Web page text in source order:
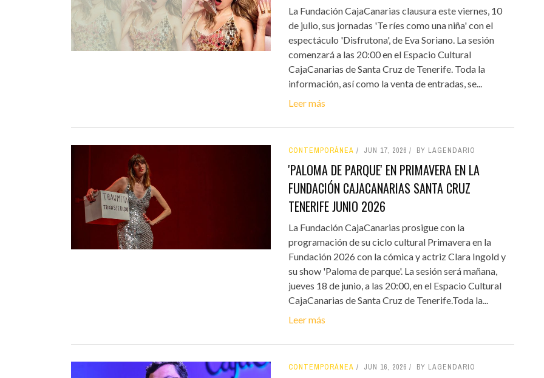
La Fundación CajaCanarias clausura este viernes, 10
de julio, sus jornadas 'Te ríes como una niña' con el
espectáculo 'Disfrutona', de Eva Soriano. La sesión
comenzará a las 20:00 en el Espacio Cultural
CajaCanarias de Santa Cruz de Tenerife. Toda la
información, así como la venta de entradas, se...
Leer más
CONTEMPORÁNEA JUN 17, 2026 BY LAGENDARIO
'PALOMA DE PARQUE' EN PRIMAVERA EN LA
FUNDACIÓN CAJACANARIAS SANTA CRUZ
TENERIFE JUNIO 2026
La Fundación CajaCanarias prosigue con la
programación de su ciclo cultural Primavera en la
Fundación 2026 con la cómica y actriz Clara Ingold y
su show 'Paloma de parque'. La sesión será mañana,
jueves 18 de junio, a las 20:00, en el Espacio Cultural
CajaCanarias de Santa Cruz de Tenerife.Toda la...
Leer más
CONTEMPORÁNEA JUN 16, 2026 BY LAGENDARIO